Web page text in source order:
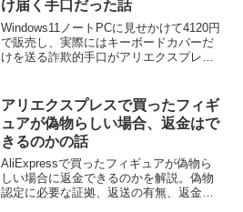
け届く手口だった話
Windows11ノートPCに見せかけて4120円
で販売し、実際にはキーボードカバーだ
けを送る詐欺的手口がアリエクスプレス
安過ぎる商品には注意が必要です。
アリエクスプレスで買ったフィギ
ュアが偽物らしい場合、返金はで
きるのかの話
AliExpressで買ったフィギュアが偽物ら
しい場合に返金できるのかを解説。偽物
認定に必要な証拠、返送の有無、返金判